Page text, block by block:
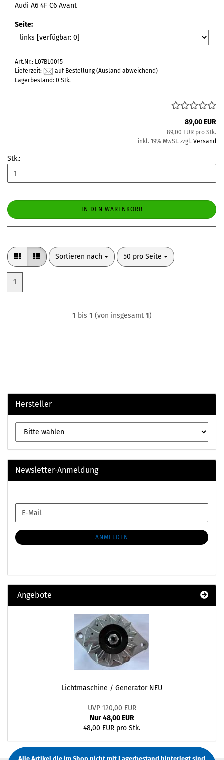
Audi A6 4F C6 Avant
Seite:
Art.Nr.: L07BL0015
Lieferzeit:
auf Bestellung (Ausland abweichend)
Lagerbestand: 0 Stk.
89,00 EUR
89,00 EUR pro Stk.
inkl. 19% MwSt. zzgl. Versand
Stk.:
IN DEN WARENKORB
Sortieren nach
Sortieren nach 50 pro Seite
pro Seite
1
1 bis 1 (von insgesamt 1)
Hersteller
Newsletter-Anmeldung
ZUR
ANMELDUNG
E-
Mail
ANMELDEN
Angebote
Lichtmaschine / Generator NEU
UVP 120,00 EUR
Nur 48,00 EUR
48,00 EUR pro Stk.